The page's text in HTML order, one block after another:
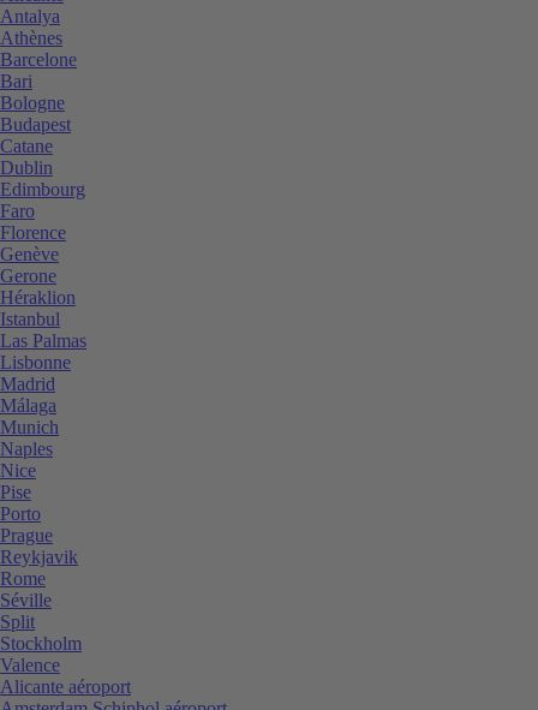
Antalya
Athènes
Barcelone
Bari
Bologne
Budapest
Catane
Dublin
Edimbourg
Faro
Florence
Genève
Gerone
Héraklion
Istanbul
Las Palmas
Lisbonne
Madrid
Málaga
Munich
Naples
Nice
Pise
Porto
Prague
Reykjavik
Rome
Séville
Split
Stockholm
Valence
Alicante aéroport